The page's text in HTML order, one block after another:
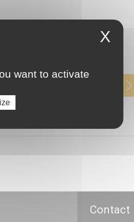
Contact
X
want to activate